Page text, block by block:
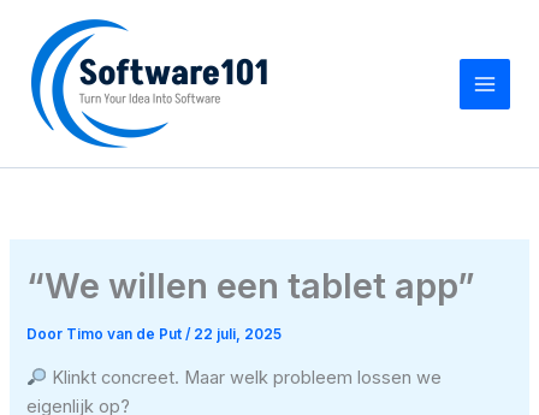
inhoud
“We willen een tablet app”
Door Timo van de Put/ 22 juli, 2025
Klinkt concreet. Maar welk probleem lossen we
eigenlijk op?